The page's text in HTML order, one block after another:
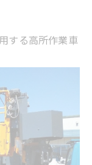
する高所作業車